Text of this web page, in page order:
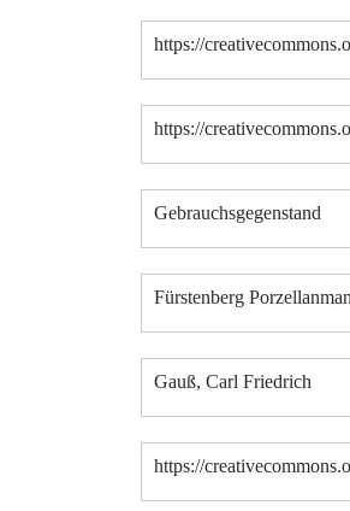
https://
https://
Gebrauchsgegenstand
Fürstenberg
Gauß, Carl Friedrich
https://